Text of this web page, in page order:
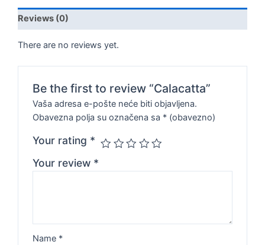
Reviews (0)
There are no reviews yet.
Be the first to review “Calacatta”
Vaša adresa e-pošte neće biti objavljena.
Obavezna polja su označena sa * (obavezno)
Your rating *
Your review *
Name *